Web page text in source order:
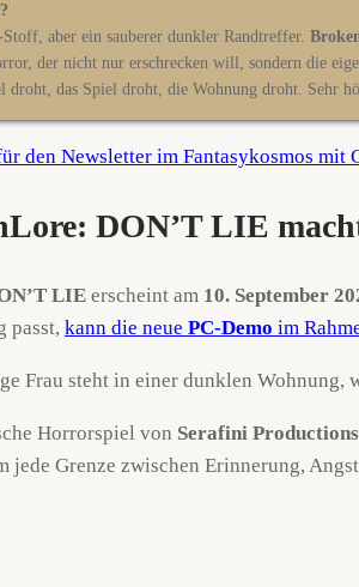
aber ein sauberer dunkler Randtreffer.
der nicht nur erschrecken will, sondern die
das Spiel droht, die Wohnung droht. Sehr
DON’T LIE
LIE erscheint am 10. September
passt, kann die neue PC-Demo im
Horrorspiel von Serafini Productions
jede Grenze zwischen Erinnerung,